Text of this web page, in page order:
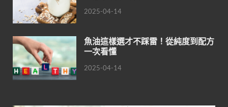
2025-04-14
魚油這樣選才不踩雷！從純度到配方
一次看懂
2025-04-14